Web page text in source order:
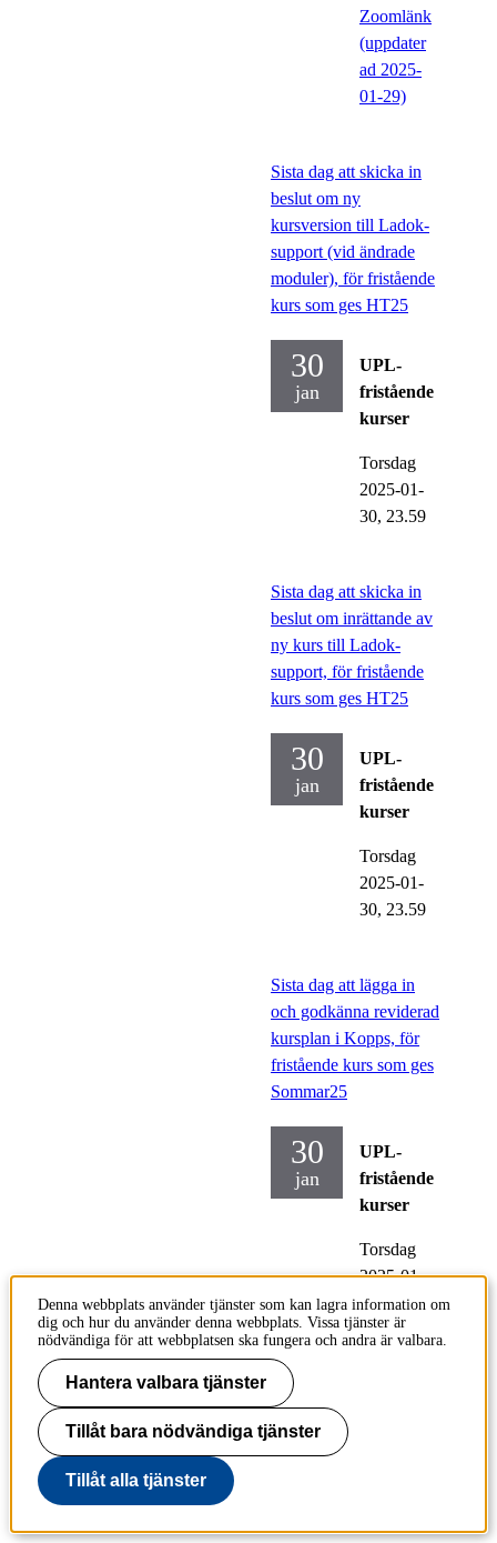
Zoomlänk
(uppdater
ad 2025-
01-29)
Sista dag att skicka in
beslut om ny
kursversion till Ladok-
support (vid ändrade
moduler), för fristående
kurs som ges HT25
30
jan
UPL-
fristående
kurser
Torsdag
2025-01-
30, 23.59
Sista dag att skicka in
beslut om inrättande av
ny kurs till Ladok-
support, för fristående
kurs som ges HT25
30
jan
UPL-
fristående
kurser
Torsdag
2025-01-
30, 23.59
Sista dag att lägga in
och godkänna reviderad
kursplan i Kopps, för
fristående kurs som ges
Sommar25
30
jan
UPL-
fristående
kurser
Torsdag
2025-01-
30,23.59
Sista dag att lägga in
och godkänna
kursplaner i Kopps för
nyinrättade kurser, för
Denna webbplats använder tjänster som kan lagra information om
dig och hur du använder denna webbplats. Vissa tjänster är
nödvändiga för att webbplatsen ska fungera och andra är valbara.
Hantera valbara tjänster
Tillåt bara nödvändiga tjänster
Tillåt alla tjänster